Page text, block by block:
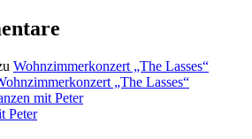
Wohnzimmerkonzert „The Lasses“
„The Lasses“
mit Peter
Peter